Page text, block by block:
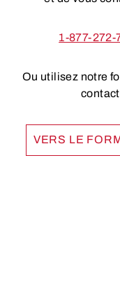
1-877-272-
Ou utilisez notre
contact
VERS LE